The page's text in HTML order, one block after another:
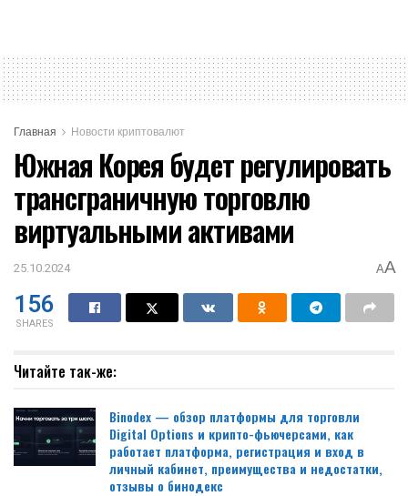
Главная Новости криптовалют
Южная Корея будет регулировать
трансграничную торговлю
виртуальными активами
25.10.2024 AA
156
SHARES
Читайте так-же:
Binodex — обзор платформы для торговли
Digital Options и крипто-фьючерсами, как
работает платформа, регистрация и вход в
личный кабинет, преимущества и недостатки,
отзывы о бинодекс